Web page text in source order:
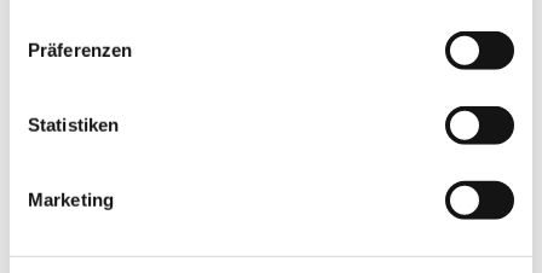
Präferenzen
Statistiken
Marketing
Kasse
Finde uns